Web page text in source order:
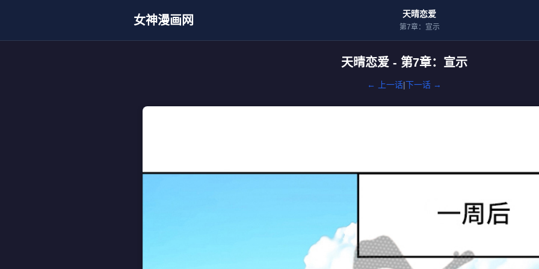
女神漫画网 天晴恋爱
第7章：宣示
天晴恋爱 - 第7章：宣示
← 上一话|下一话 →